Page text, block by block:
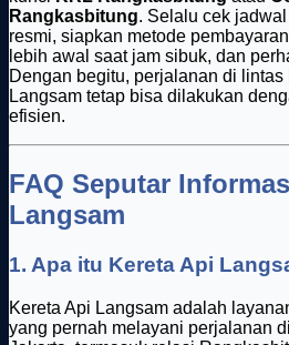
Rangkasbitung. Selalu cek
resmi, siapkan metode
lebih awal saat jam sibuk, dan
Dengan begitu, perjalanan di
Langsam tetap bisa dilakukan
efisien.
FAQ Seputar
Langsam
1. Apa itu Kereta Api
Kereta Api Langsam adalah
yang pernah melayani perjalanan